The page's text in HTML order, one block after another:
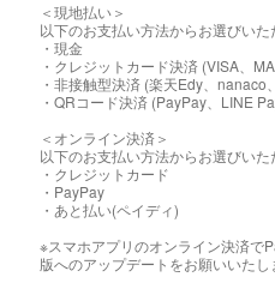
＜現地払い＞
以下のお支払い方法からお選びいた
・現金
・クレジットカード決済 (VISA、
・非接触型決済 (楽天Edy、nanaco
・QRコード決済 (PayPay、LINE
＜オンライン決済＞
以下のお支払い方法からお選びいた
・クレジットカード
・PayPay
・あと払い(ペイディ)
※スマホアプリのオンライン決済で
版へのアップデートをお願いいたし